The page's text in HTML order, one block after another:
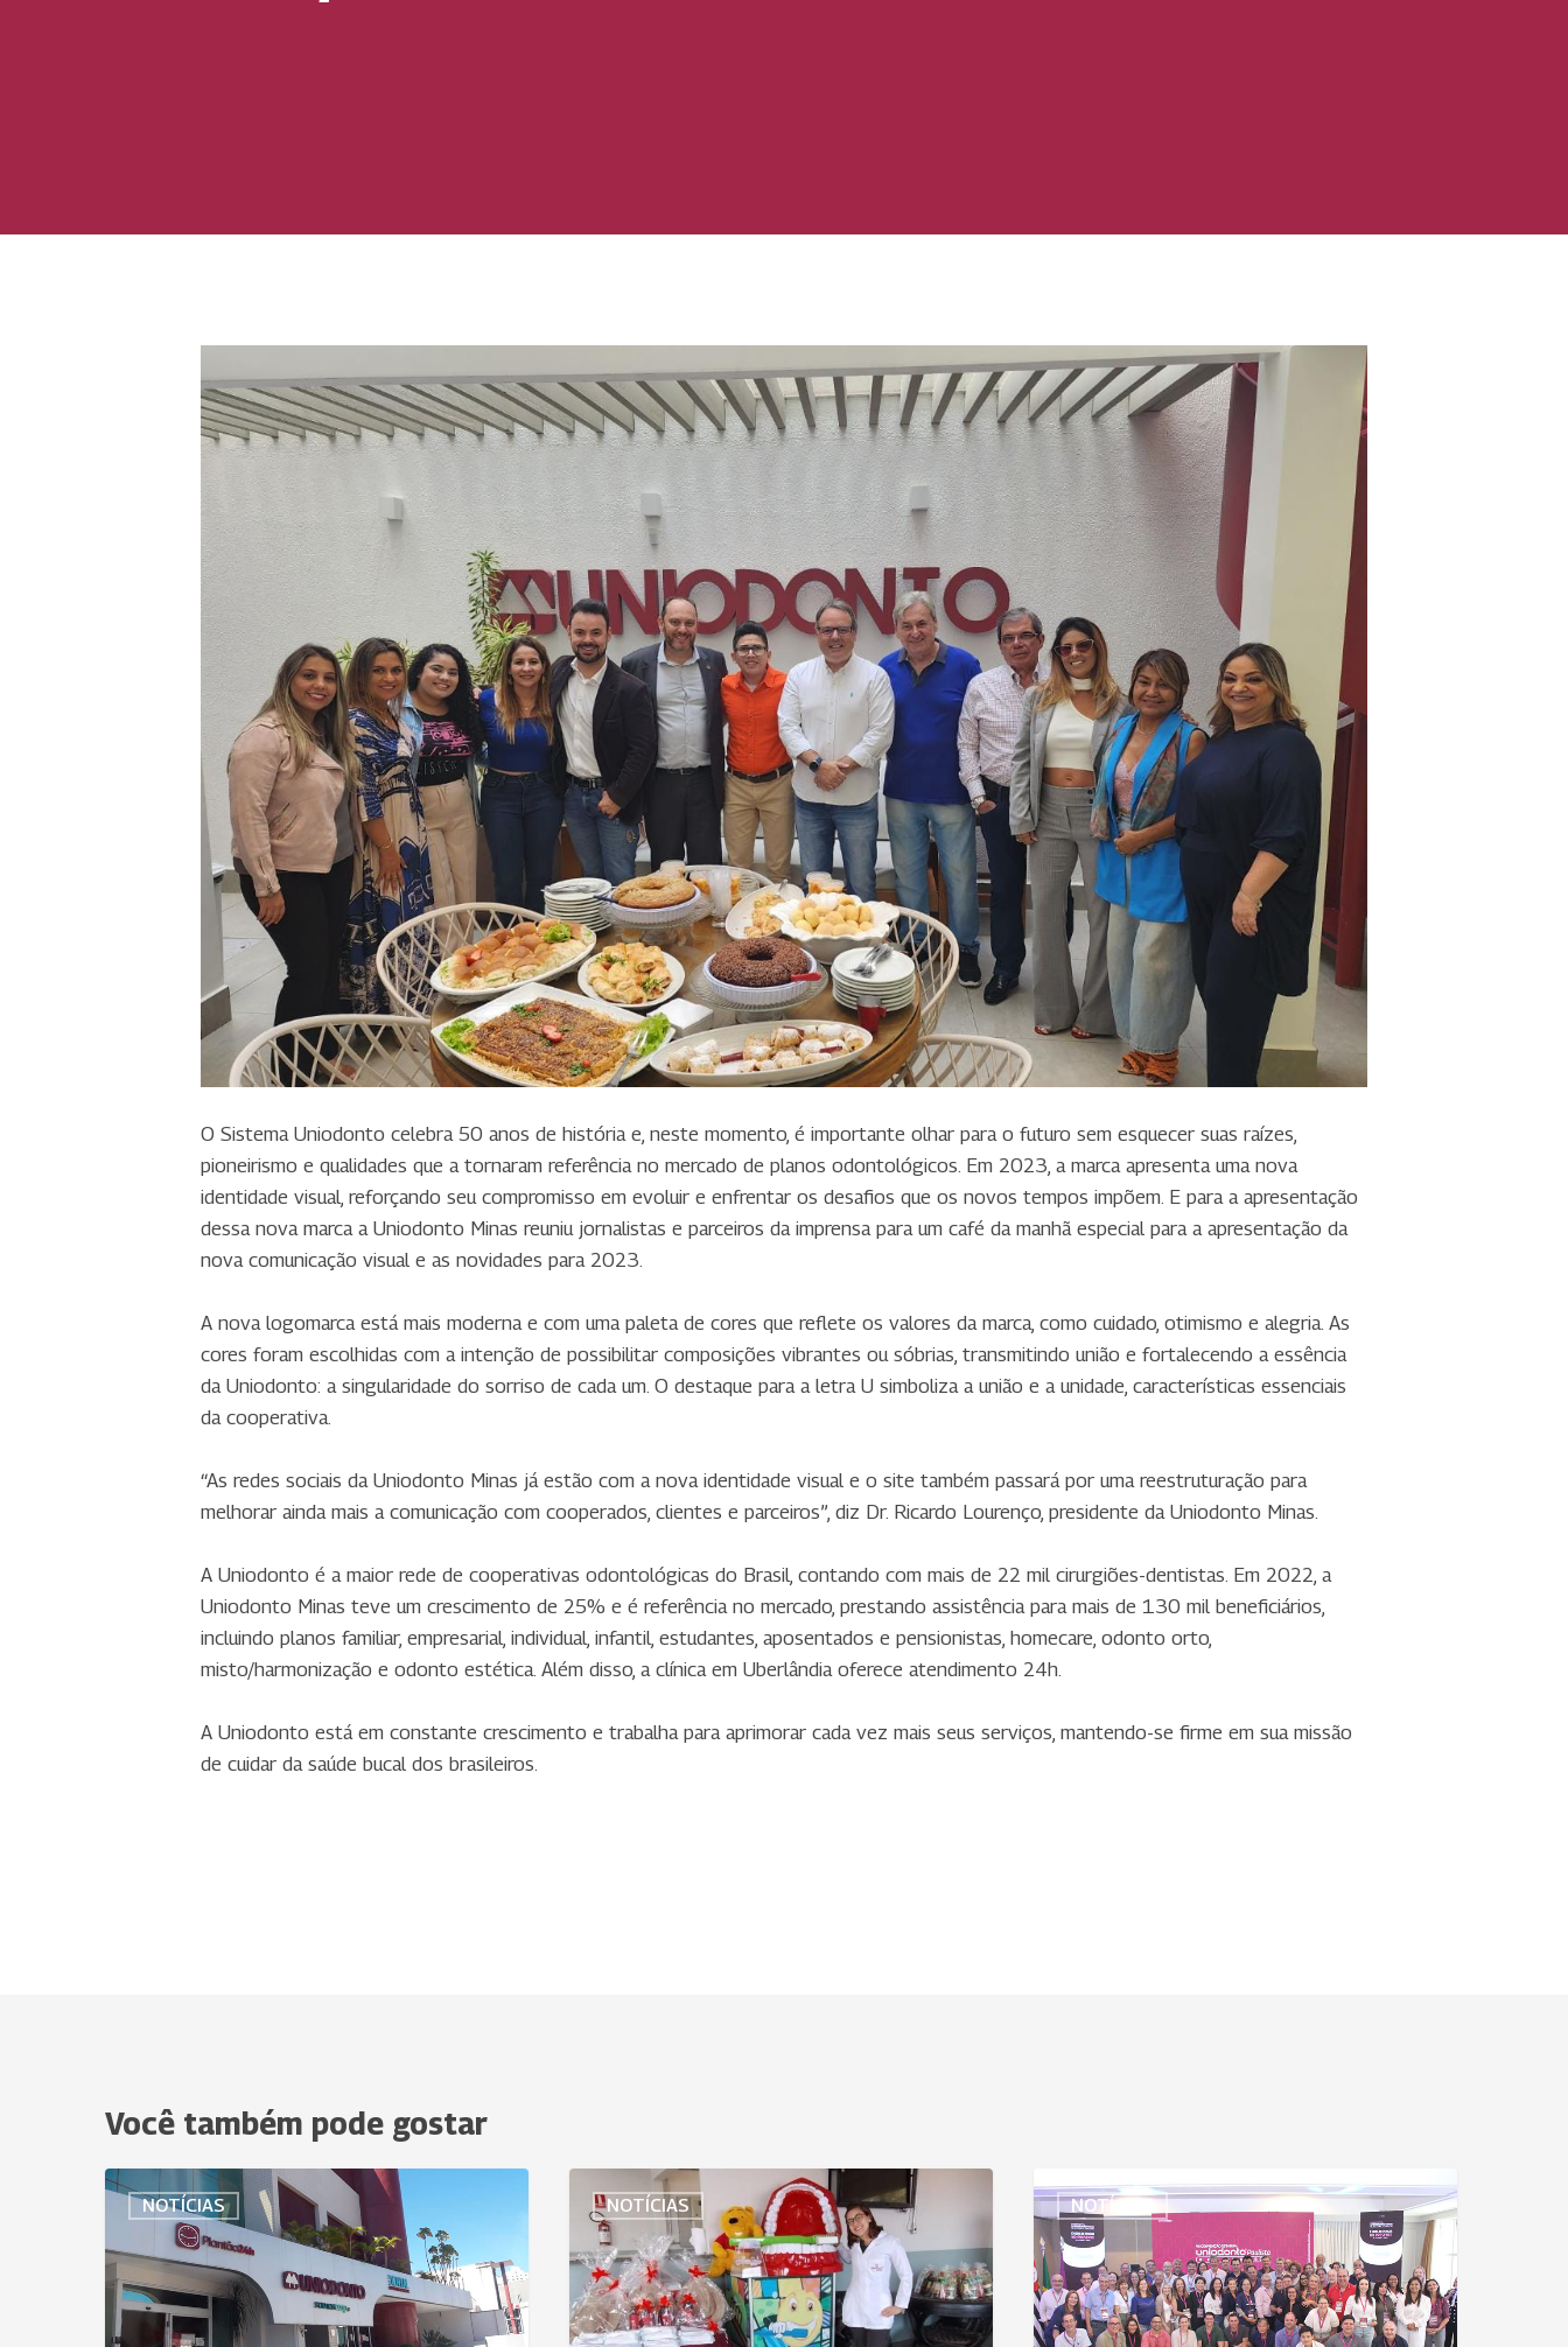
O Sistema Uniodonto celebra 50 anos de história e, neste momento, é importante olhar para o futuro sem esquecer suas raízes,
pioneirismo e qualidades que a tornaram referência no mercado de planos odontológicos. Em 2023, a marca apresenta uma nova
identidade visual, reforçando seu compromisso em evoluir e enfrentar os desafios que os novos tempos impõem. E para a apresentação
dessa nova marca a Uniodonto Minas reuniu jornalistas e parceiros da imprensa para um café da manhã especial para a apresentação da
nova comunicação visual e as novidades para 2023.
A nova logomarca está mais moderna e com uma paleta de cores que reflete os valores da marca, como cuidado, otimismo e alegria. As
cores foram escolhidas com a intenção de possibilitar composições vibrantes ou sóbrias, transmitindo união e fortalecendo a essência
da Uniodonto: a singularidade do sorriso de cada um. O destaque para a letra U simboliza a união e a unidade, características essenciais
da cooperativa.
“As redes sociais da Uniodonto Minas já estão com a nova identidade visual e o site também passará por uma reestruturação para
melhorar ainda mais a comunicação com cooperados, clientes e parceiros”, diz Dr. Ricardo Lourenço, presidente da Uniodonto Minas.
A Uniodonto é a maior rede de cooperativas odontológicas do Brasil, contando com mais de 22 mil cirurgiões-dentistas. Em 2022, a
Uniodonto Minas teve um crescimento de 25% e é referência no mercado, prestando assistência para mais de 130 mil beneficiários,
incluindo planos familiar, empresarial, individual, infantil, estudantes, aposentados e pensionistas, homecare, odonto orto,
misto/harmonização e odonto estética. Além disso, a clínica em Uberlândia oferece atendimento 24h.
A Uniodonto está em constante crescimento e trabalha para aprimorar cada vez mais seus serviços, mantendo-se firme em sua missão
de cuidar da saúde bucal dos brasileiros.
Você também pode gostar
NOTÍCIAS
Uniodonto
Campinas
novo
produto
para
NOTÍCIAS
Sul
Goiano
participa
de
ação
NOTÍCIAS
Uniodonto
Paulista
Celebra
o
Sucesso
da